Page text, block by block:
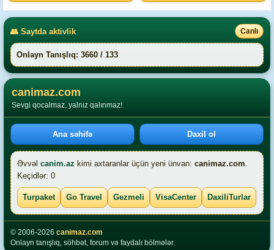
👥 Saytda aktivlik Canlı
Onlayn Tanışlıq: 3660 / 133
canimaz.com
Sevgi qocalmaz, yalnız qalınmaz!
Ana səhifə Daxil ol
Əvvəl canim.az kimi axtaranlar üçün yeni ünvan: canimaz.com.
Keçidlər: 0
Turpaket Go Travel Gezmeli VisaCenter DaxiliTurlar
© 2006-2026 canimaz.com
Onlayn tanışlıq, söhbət, forum və faydalı bölmələr.